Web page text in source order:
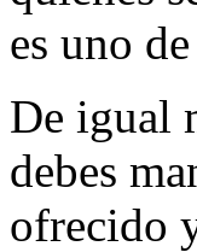
es uno
De igual
debes
ofrecido